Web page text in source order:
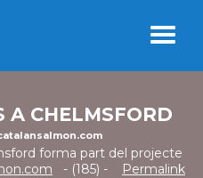
A CHELMSFORD
forma part del projecte
- (185) -
Permalink